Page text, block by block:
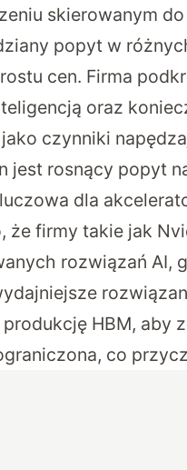
skierowanym
popyt w
cen. Firma
oraz
czynniki
jest rosnący popyt
dla
że firmy takie jak
rozwiązań AI,
HBM, aby
co